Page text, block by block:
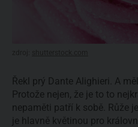
Řekl prý Dante Alighieri. A
Protože nejen, že je to to
nepaměti patří k sobě. Růže
je hlavně květinou pro